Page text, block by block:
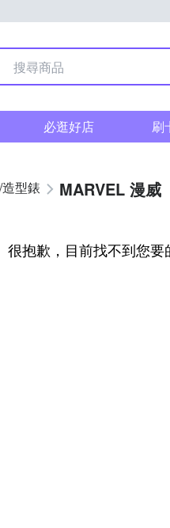
必逛好店 刷
型錶 MARVEL 漫威
很抱歉，目前找不到您要